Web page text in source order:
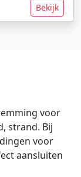
Bekijk
voor
strand. Bij
voor
aansluiten